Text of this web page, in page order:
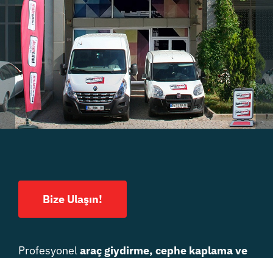
Bize Ulaşın!
Profesyonelaraç giydirme, cephe kaplama ve